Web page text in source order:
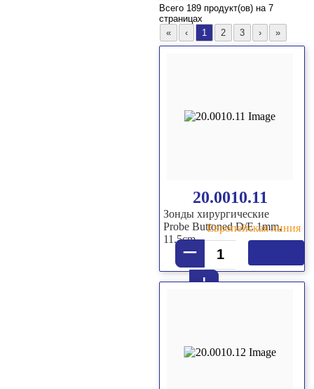
Всего 189 продукт(ов) на 7
страницах
20.0010.11
Зонды хирургические
Probe Buttoned D/E 1mm,
11.5cm
–
+
Европейская линия